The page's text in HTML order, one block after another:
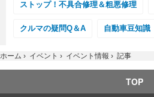
ストップ！不具合修理＆粗悪修理
クルマの疑問Q＆A 自動車豆知識
ホーム › イベント › イベント情報 › 記事
TOP